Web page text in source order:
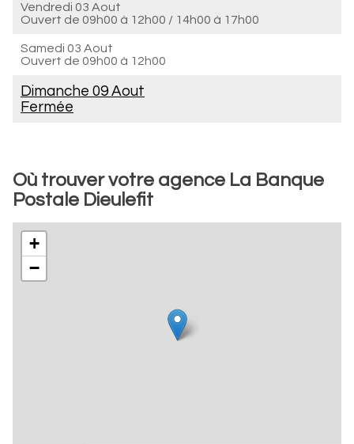
Vendredi 03 Aout
Ouvert de 09h00 à 12h00 / 14h00 à 17h00
Samedi 03 Aout
Ouvert de 09h00 à 12h00
Dimanche 09 Aout
Fermée
Où trouver votre agence La Banque
Postale Dieulefit
+
−